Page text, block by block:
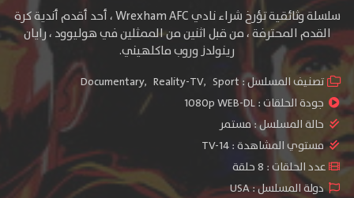
سلسلة وثائقية تؤرخ شراء نادي Wrexham AFC ، أحد أقدم أندية كرة
القدم المحترفة ، من قبل اثنين من الممثلين في هوليوود ، رايان
رينولدز وروب ماكلهيني.
تصنيف المسلسل : Documentary, Reality-TV, Sport
جودة الحلقات :1080p WEB-DL
حالة المسلسل :مستمر
مستوي المشاهدة :TV-14
عدد الحلقات : 8 حلقة
دولة المسلسل : USA